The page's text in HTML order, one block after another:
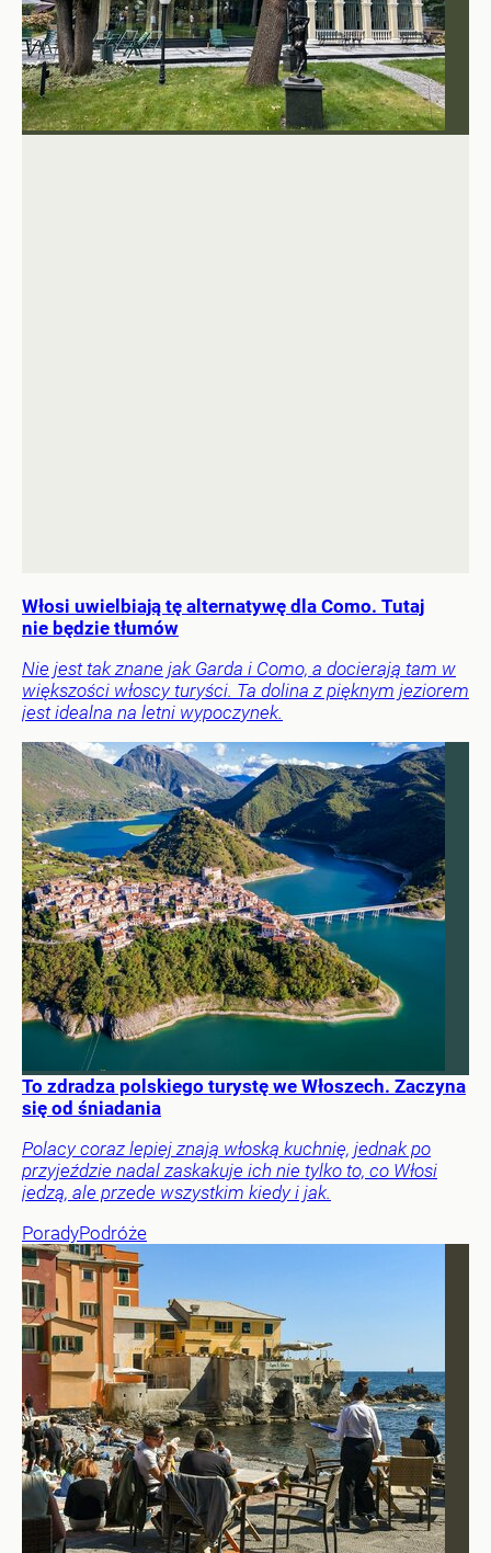
Włosi uwielbiają tę alternatywę dla Como. Tutaj
nie będzie tłumów
Nie jest tak znane jak Garda i Como, a docierają tam w
większości włoscy turyści. Ta dolina z pięknym jeziorem
jest idealna na letni wypoczynek.
To zdradza polskiego turystę we Włoszech. Zaczyna
się od śniadania
Polacy coraz lepiej znają włoską kuchnię, jednak po
przyjeździe nadal zaskakuje ich nie tylko to, co Włosi
jedzą, ale przede wszystkim kiedy i jak.
PoradyPodróże